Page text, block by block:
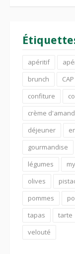
apéritif
brunch
CAP
confiture
crème
déjeuner
gourmandise
légumes
olives
pommes
tapas
tarte
velouté